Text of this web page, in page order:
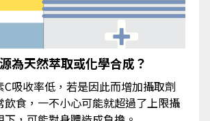
為天然萃取或化學合成？
吸收率低，若是因此而增加攝取劑
飲食，一不小心可能就超過了上限攝